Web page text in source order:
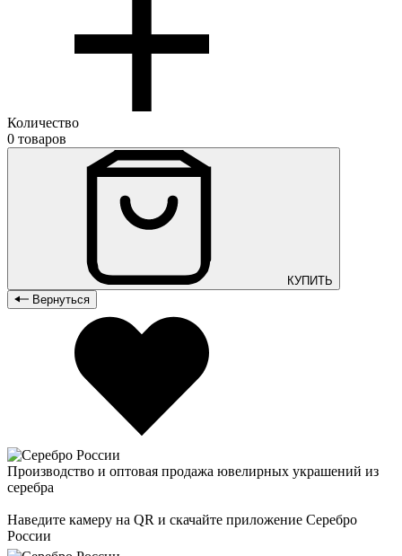
Количество
0 товаров
КУПИТЬ
Вернуться
Производство и оптовая продажа ювелирных украшений из
серебра
Наведите камеру на QR и скачайте приложение Серебро
России